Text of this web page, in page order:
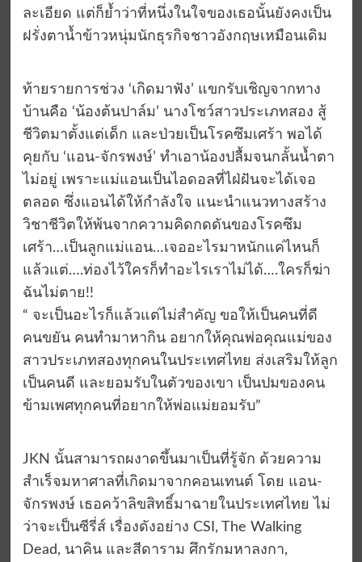
ละเอียด แต่ก็ย้ำว่าที่หนึ่งในใจของเธอนั้นยังคงเป็น
ฝรั่งตาน้ำข้าวหนุ่มนักธุรกิจชาวอังกฤษเหมือนเดิม
ท้ายรายการช่วง ‘เกิดมาฟัง’ แขกรับเชิญจากทาง
บ้านคือ ‘น้องต้นปาล์ม’ นางโชว์สาวประเภทสอง สู้
ชีวิตมาตั้งแต่เด็ก และป่วยเป็นโรคซึมเศร้า พอได้
คุยกับ ‘แอน-จักรพงษ์’ ทำเอาน้องปลื้มจนกลั้นน้ำตา
ไม่อยู่ เพราะแม่แอนเป็นไอดอลที่ไฝ่ฝันจะได้เจอ
ตลอด ซึ่งแอนได้ให้กำลังใจ แนะนำแนวทางสร้าง
วิชาชีวิตให้พ้นจากความคิดกดดันของโรคซึม
เศร้า…เป็นลูกแม่แอน…เจออะไรมาหนักแค่ไหนก็
แล้วแต่….ท่องไว้ใครก็ทำอะไรเราไม่ได้….ใครก็ฆ่า
ฉันไม่ตาย!!
“ จะเป็นอะไรก็แล้วแต่ไม่สำคัญ ขอให้เป็นคนที่ดี
คนขยัน คนทำมาหากิน อยากให้คุณพ่อคุณแม่ของ
สาวประเภทสองทุกคนในประเทศไทย ส่งเสริมให้ลูก
เป็นคนดี และยอมรับในตัวของเขา เป็นปมของคน
ข้ามเพศทุกคนที่อยากให้พ่อแม่ยอมรับ”
JKN นั้นสามารถผงาดขึ้นมาเป็นที่รู้จัก ด้วยความ
สำเร็จมหาศาลที่เกิดมาจากคอนเทนต์ โดย แอน-
จักรพงษ์ เธอคว้าลิขสิทธิ์มาฉายในประเทศไทย ไม่
ว่าจะเป็นซีรี่ส์ เรื่องดังอย่าง CSI, The Walking
Dead, นาคิน และสีดาราม ศึกรักมหาลงกา,